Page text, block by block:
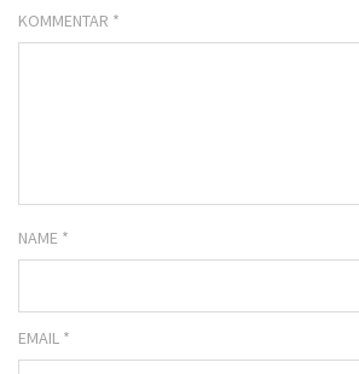
KOMMENTAR *
NAME *
EMAIL *